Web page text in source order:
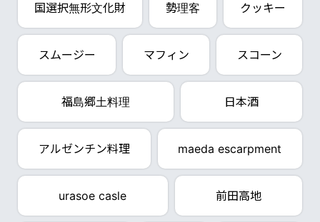
国選択無形文化財 勢理客 クッキー
スムージー マフィン スコーン
福島郷土料理 日本酒
アルゼンチン料理 maeda escarpment
urasoe casle 前田高地